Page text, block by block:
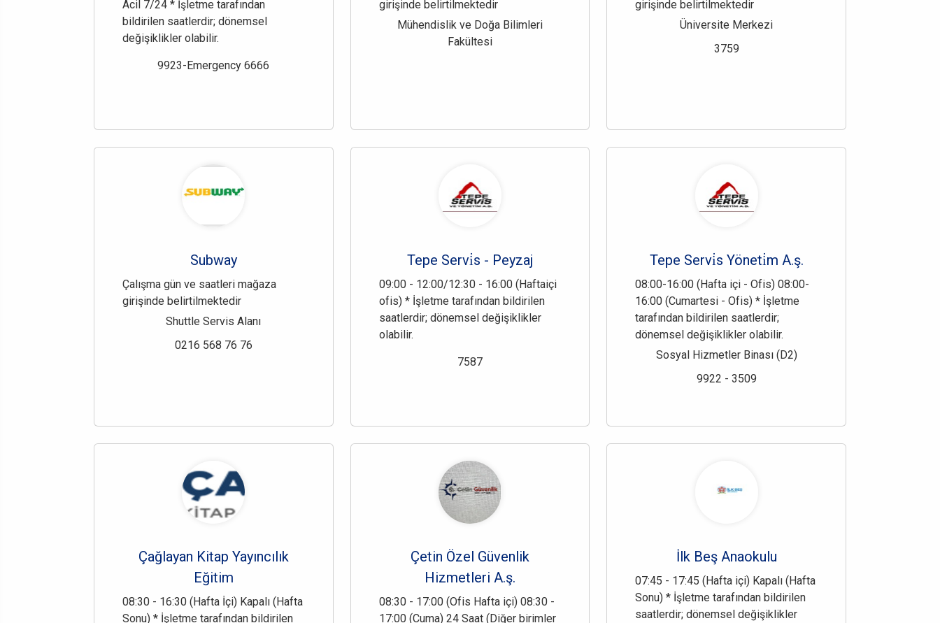
Acil 7/24 * İşletme tarafından
bildirilen saatlerdir; dönemsel
değişiklikler olabilir.
9923-Emergency 6666
girişinde belirtilmektedir
Mühendislik ve Doğa Bilimleri
Fakültesi
girişinde belirtilmektedir
Üniversite Merkezi
3759
Subway
Çalışma gün ve saatleri mağaza
girişinde belirtilmektedir
Shuttle Servis Alanı
0216 568 76 76
Tepe Servi̇s - Peyzaj
09:00 - 12:00/12:30 - 16:00 (Haftaiçi
ofis) * İşletme tarafından bildirilen
saatlerdir; dönemsel değişiklikler
olabilir.
7587
Tepe Servi̇s Yöneti̇m A.ş.
08:00-16:00 (Hafta içi - Ofis) 08:00-
16:00 (Cumartesi - Ofis) * İşletme
tarafından bildirilen saatlerdir;
dönemsel değişiklikler olabilir.
Sosyal Hizmetler Binası (D2)
9922 - 3509
Çağlayan Kitap Yayıncılık
Eğitim
08:30 - 16:30 (Hafta İçi) Kapalı (Hafta
Sonu) * İşletme tarafından bildirilen
Çetin Özel Güvenlik
Hizmetleri A.ş.
08:30 - 17:00 (Ofis Hafta içi) 08:30 -
17:00 (Cuma) 24 Saat (Diğer birimler
İlk Beş Anaokulu
07:45 - 17:45 (Hafta içi) Kapalı (Hafta
Sonu) * İşletme tarafından bildirilen
saatlerdir; dönemsel değişiklikler